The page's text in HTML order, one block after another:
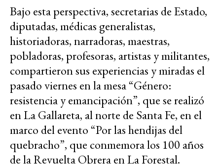
Bajo esta perspectiva, secretarias de Estado,
diputadas, médicas generalistas,
historiadoras, narradoras, maestras,
pobladoras, profesoras, artistas y militantes,
compartieron sus experiencias y miradas el
pasado viernes en la mesa “Género:
resistencia y emancipación”, que se realizó
en La Gallareta, al norte de Santa Fe, en el
marco del evento “Por las hendijas del
quebracho”, que conmemora los 100 años
de la Revuelta Obrera en La Forestal.